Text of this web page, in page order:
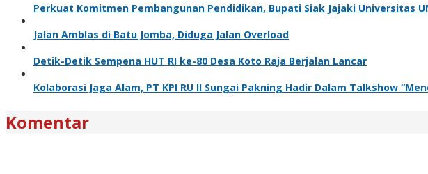
Perkuat Komitmen Pembangunan Pendidikan, Bupati Siak Jajaki Universitas
Jalan Amblas di Batu Jomba, Diduga Jalan Overload
Detik-Detik Sempena HUT RI ke-80 Desa Koto Raja Berjalan Lancar
Kolaborasi Jaga Alam, PT KPI RU II Sungai Pakning Hadir Dalam Talkshow
Komentar